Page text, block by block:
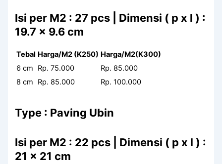
Isi per M2 : 27 pcs | Dimensi ( p x l ) :
19.7 x 9.6 cm
Tebal Harga/M2 (K250) Harga/M2(K300)
6 cm
Rp. 75.000
Rp. 85.000
8 cm
Rp. 85.000 Rp. 100.000
Type : Paving Ubin
Isi per M2 : 22 pcs | Dimensi ( p x l ) :
21 x 21 cm